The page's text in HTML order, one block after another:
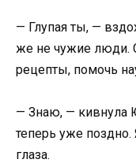
— Глупая ты, —
же не чужие люди.
рецепты, помочь
— Знаю, — кивнула
теперь уже
глаза.